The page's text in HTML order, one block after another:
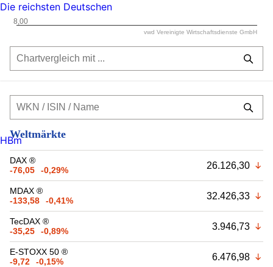
8,00
vwd Vereinigte Wirtschaftsdienste GmbH
Weltmärkte
DAX ®
-76,05
-0,29% 26.126,30
MDAX ®
-133,58
-0,41% 32.426,33
TecDAX ®
-35,25
-0,89% 3.946,73
E-STOXX 50 ®
-9,72
-0,15% 6.476,98
Die reichsten Deutschen
HBm